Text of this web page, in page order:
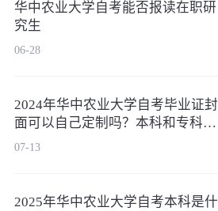
华中农业大学自考能否报读在职研
究生
06-28
2024年华中农业大学自考毕业证封
面可以自己定制吗？本科和专科毕
业证是一起发放的吗？
07-13
2025年华中农业大学自考本科是什